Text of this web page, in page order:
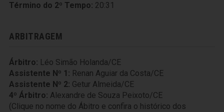
Término do 2º Tempo: 20:31
ARBITRAGEM
Árbitro: Léo Simão Holanda/CE
Assistente Nº 1: Renan Aguiar da Costa/CE
Assistente Nº 2: Getur Almeida/CE
4º Árbitro: Alexandre de Souza Peixoto/CE
(Clique no nome do Ábitro e confira o histórico dos